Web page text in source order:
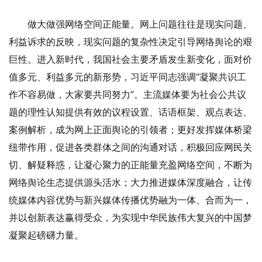
做大做强网络空间正能量。网上问题往往是现实问题、
利益诉求的反映，现实问题的复杂性决定引导网络舆论的艰
巨性。进入新时代，我国社会主要矛盾发生新变化，面对价
值多元、利益多元的新形势，习近平同志强调“凝聚共识工
作不容易做，大家要共同努力”。主流媒体要为社会公共议
题的理性认知提供有效的议程设置、话语框架、观点表达、
案例解析，成为网上正面舆论的引领者；更好发挥媒体桥梁
纽带作用，促进各类群体之间的沟通对话，积极回应网民关
切、解疑释惑，让凝心聚力的正能量充盈网络空间，不断为
网络舆论生态提供源头活水；大力推进媒体深度融合，让传
统媒体内容优势与新兴媒体传播优势融为一体、合而为一，
并以创新表达赢得受众，为实现中华民族伟大复兴的中国梦
凝聚起磅礴力量。